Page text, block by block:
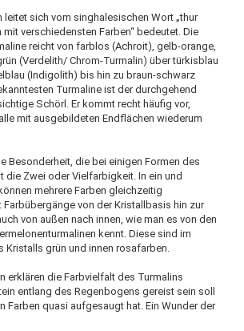
leitet sich vom singhalesischen Wort „thur
mit verschiedensten Farben“ bedeutet. Die
reicht von farblos (Achroit), gelb-orange,
(Verdelith/ Chrom-Turmalin) über türkisblau
(Indigolith) bis hin zu braun-schwarz
Turmaline ist der durchgehend
Schörl. Er kommt recht häufig vor,
mit ausgebildeten Endflächen wiederum
Besonderheit, die bei einigen Formen des
die Zwei oder Vielfarbigkeit. In ein und
mehrere Farben gleichzeitig
von der Kristallbasis hin zur
von außen nach innen, wie man es von den
kennt. Diese sind im
Kristalls grün und innen rosafarben.
erklären die Farbvielfalt des Turmalins
entlang des Regenbogens gereist sein soll
Farben quasi aufgesaugt hat. Ein Wunder der